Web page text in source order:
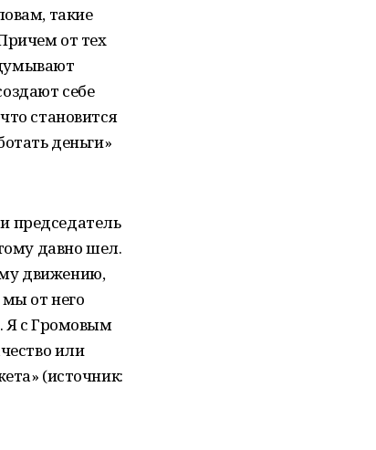
такие
от тех
себе
становится
деньги»
председатель
давно шел.
движению,
от него
Я с Громовым
или
(источник: